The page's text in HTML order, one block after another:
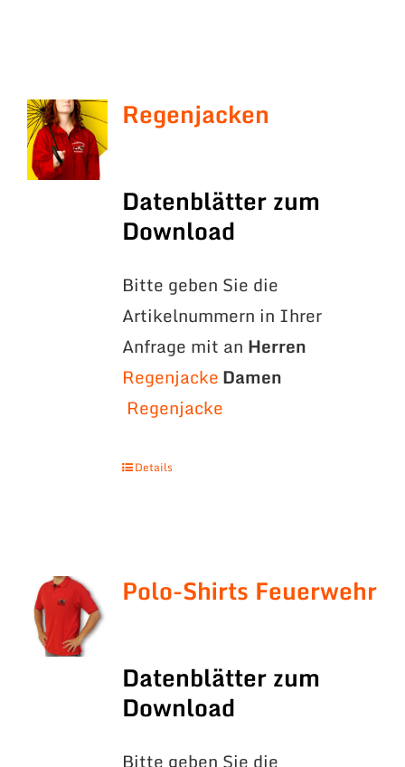
Regenjacken
Datenblätter zum
Download
Bitte geben Sie die
Artikelnummern in Ihrer
Anfrage mit an Herren
RegenjackeDamen
Regenjacke
Details
Polo-Shirts Feuerwehr
Datenblätter zum
Download
Bitte geben Sie die